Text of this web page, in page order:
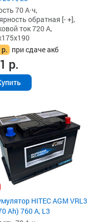
70 А·ч,
обратная [- +],
ток 720 А,
р. при сдаче акб
р.
HITEC AGM VRL3
Ah) 760 А, L3